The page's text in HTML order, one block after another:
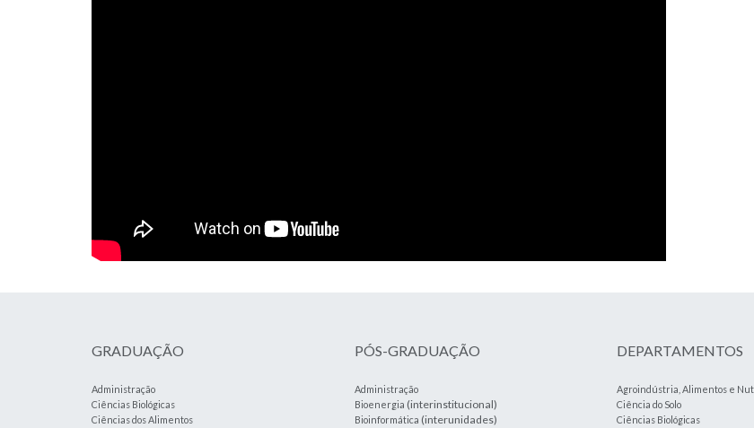
GRADUAÇÃO
Administração
Ciências Biológicas
Ciências dos Alimentos
PÓS-GRADUAÇÃO
Administração
Bioenergia (interinstitucional)
Bioinformática (interunidades)
DEPARTAMENTOS
Agroindústria, Alimentos e
Ciência do Solo
Ciências Biológicas